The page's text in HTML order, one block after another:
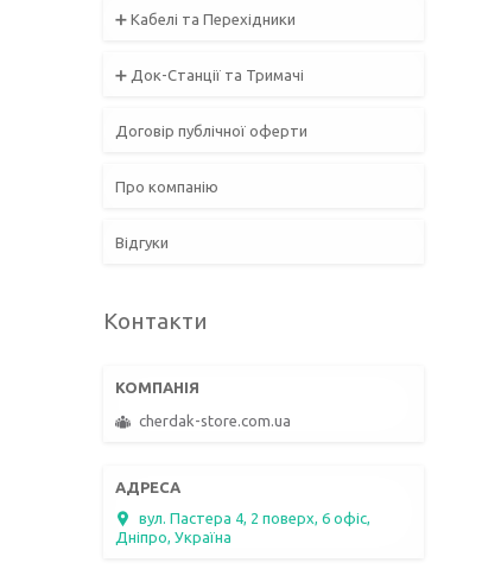
➕ Кабелі та Перехідники
➕ Док-Станції та Тримачі
Договір публічної оферти
Про компанію
Відгуки
Контакти
cherdak-store.com.ua
вул. Пастера 4, 2 поверх, 6 офіс,
Дніпро, Україна